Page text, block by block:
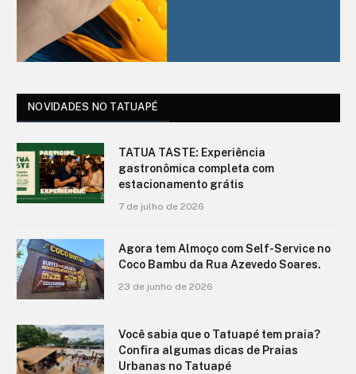
NOVIDADES NO TATUAPÉ
TATUA TASTE: Experiência
gastronômica completa com
estacionamento grátis
7 de julho de 2026
Agora tem Almoço com Self-Service no
Coco Bambu da Rua Azevedo Soares.
23 de junho de 2026
Você sabia que o Tatuapé tem praia?
Confira algumas dicas de Praias
Urbanas no Tatuapé